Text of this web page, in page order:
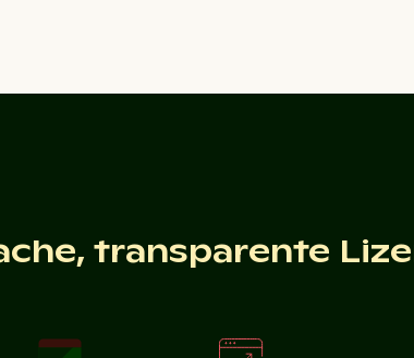
transparente